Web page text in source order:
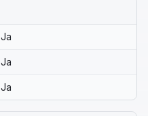
Ja
Ja
Ja